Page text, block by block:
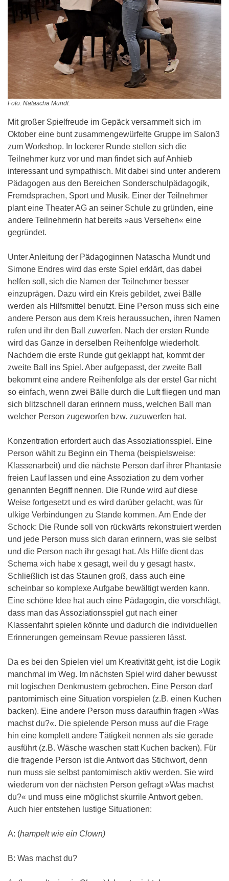
Foto: Natascha Mundt.
Mit großer Spielfreude im Gepäck versammelt sich im
Oktober eine bunt zusammengewürfelte Gruppe im Salon3
zum Workshop. In lockerer Runde stellen sich die
Teilnehmer kurz vor und man findet sich auf Anhieb
interessant und sympathisch. Mit dabei sind unter anderem
Pädagogen aus den Bereichen Sonderschulpädagogik,
Fremdsprachen, Sport und Musik. Einer der Teilnehmer
plant eine Theater AG an seiner Schule zu gründen, eine
andere Teilnehmerin hat bereits »aus Versehen« eine
gegründet.
Unter Anleitung der Pädagoginnen Natascha Mundt und
Simone Endres wird das erste Spiel erklärt, das dabei
helfen soll, sich die Namen der Teilnehmer besser
einzuprägen. Dazu wird ein Kreis gebildet, zwei Bälle
werden als Hilfsmittel benutzt. Eine Person muss sich eine
andere Person aus dem Kreis heraussuchen, ihren Namen
rufen und ihr den Ball zuwerfen. Nach der ersten Runde
wird das Ganze in derselben Reihenfolge wiederholt.
Nachdem die erste Runde gut geklappt hat, kommt der
zweite Ball ins Spiel. Aber aufgepasst, der zweite Ball
bekommt eine andere Reihenfolge als der erste! Gar nicht
so einfach, wenn zwei Bälle durch die Luft fliegen und man
sich blitzschnell daran erinnern muss, welchen Ball man
welcher Person zugeworfen bzw. zuzuwerfen hat.
Konzentration erfordert auch das Assoziationsspiel. Eine
Person wählt zu Beginn ein Thema (beispielsweise:
Klassenarbeit) und die nächste Person darf ihrer Phantasie
freien Lauf lassen und eine Assoziation zu dem vorher
genannten Begriff nennen. Die Runde wird auf diese
Weise fortgesetzt und es wird darüber gelacht, was für
ulkige Verbindungen zu Stande kommen. Am Ende der
Schock: Die Runde soll von rückwärts rekonstruiert werden
und jede Person muss sich daran erinnern, was sie selbst
und die Person nach ihr gesagt hat. Als Hilfe dient das
Schema »ich habe x gesagt, weil du y gesagt hast«.
Schließlich ist das Staunen groß, dass auch eine
scheinbar so komplexe Aufgabe bewältigt werden kann.
Eine schöne Idee hat auch eine Pädagogin, die vorschlägt,
dass man das Assoziationsspiel gut nach einer
Klassenfahrt spielen könnte und dadurch die individuellen
Erinnerungen gemeinsam Revue passieren lässt.
Da es bei den Spielen viel um Kreativität geht, ist die Logik
manchmal im Weg. Im nächsten Spiel wird daher bewusst
mit logischen Denkmustern gebrochen. Eine Person darf
pantomimisch eine Situation vorspielen (z.B. einen Kuchen
backen). Eine andere Person muss daraufhin fragen »Was
machst du?«. Die spielende Person muss auf die Frage
hin eine komplett andere Tätigkeit nennen als sie gerade
ausführt (z.B. Wäsche waschen statt Kuchen backen). Für
die fragende Person ist die Antwort das Stichwort, denn
nun muss sie selbst pantomimisch aktiv werden. Sie wird
wiederum von der nächsten Person gefragt »Was machst
du?« und muss eine möglichst skurrile Antwort geben.
Auch hier entstehen lustige Situationen:
A: (hampelt wie ein Clown)
B: Was machst du?